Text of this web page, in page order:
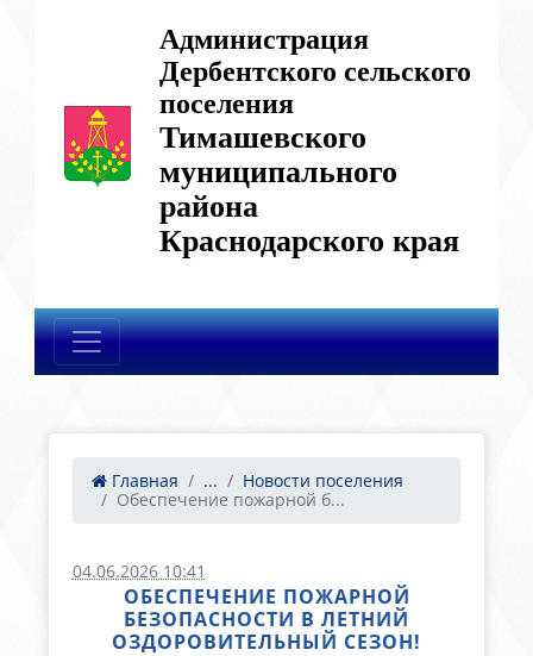
Администрация
Дербентского сельского
поселения
Тимашевского
муниципального
района
Краснодарского края
Главная ...
Новости поселения
Обеспечение пожарной б...
04.06.2026 10:41
ОБЕСПЕЧЕНИЕ ПОЖАРНОЙ
БЕЗОПАСНОСТИ В ЛЕТНИЙ
ОЗДОРОВИТЕЛЬНЫЙ СЕЗОН!